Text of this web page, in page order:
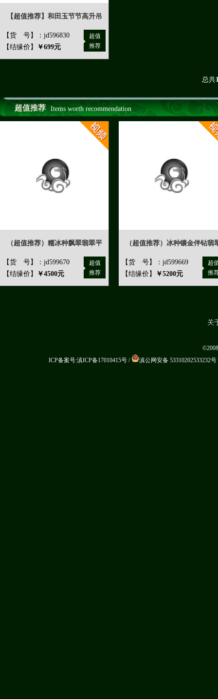
【超值推荐】和田玉节节高升吊
【货 号】：jd596830
【结缘价】
￥699元
超值
推荐
总共
超值推荐 Items worth recommendation
（超值推荐）糯冰种飘翠翡翠平
【货 号】：jd599670
【结缘价】
￥4500元
超值
推荐
（超值推荐）冰种镶金伴钻翡
【货 号】：jd599669
【结缘价】
￥5200元
超
推
关
ICP备案号:滇ICP备17010415号/ 滇公网安备 53310202533232号